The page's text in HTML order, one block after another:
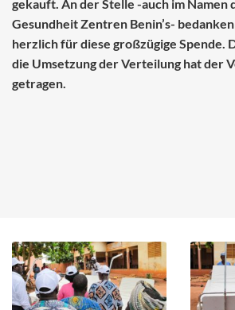
gekauft. An der Stelle -auch im
Gesundheit Zentren Benin’s-
herzlich für diese großzügige Spende.
die Umsetzung der Verteilung hat der
getragen.